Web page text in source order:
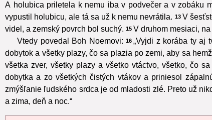
A holubica priletela k nemu iba v podvečer a v zobáku
vypustil holubicu, ale tá sa už k nemu nevrátila. 13 V
videl, a zemský povrch bol suchý. 15 V druhom mesiaci,
Vtedy povedal Boh Noemovi:16 „Vyjdi z korába ty aj
dobytok a všetky plazy, čo sa plazia po zemi, aby sa
všetka zver, všetky plazy a všetko vtáctvo, všetko, čo
dobytka a zo všetkých čistých vtákov a priniesol
zmýšľanie ľudského srdca je od mladosti zlé. Preto už
a zima, deň a noc.“